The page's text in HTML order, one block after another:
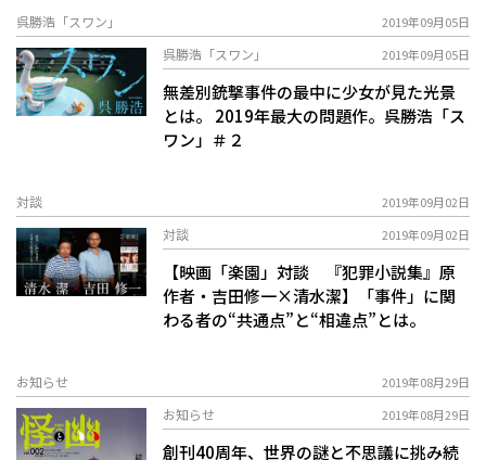
呉勝浩「スワン」 2019年09月05日
呉勝浩「スワン」 2019年09月05日
無差別銃撃事件の最中に少女が見た光景
とは――。 2019年最大の問題作。呉勝浩「ス
ワン」＃２
対談 2019年09月02日
対談 2019年09月02日
【映画「楽園」対談 『犯罪小説集』原
作者・吉田修一×清水潔】「事件」に関
わる者の“共通点”と“相違点”とは――。
お知らせ 2019年08月29日
お知らせ 2019年08月29日
創刊40周年、世界の謎と不思議に挑み続